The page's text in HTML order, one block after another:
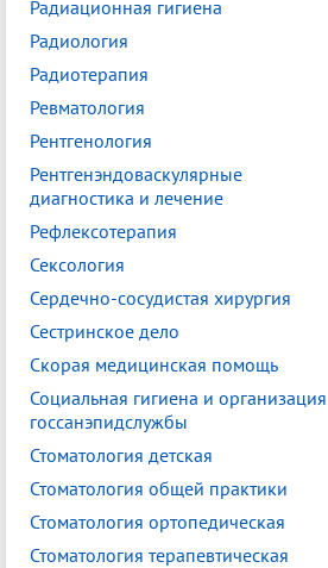
Радиационная гигиена
Радиология
Радиотерапия
Ревматология
Рентгенология
Рентгенэндоваскулярные
диагностика и лечение
Рефлексотерапия
Сексология
Сердечно-сосудистая хирургия
Сестринское дело
Скорая медицинская помощь
Социальная гигиена и организация
госсанэпидслужбы
Стоматология детская
Стоматология общей практики
Стоматология ортопедическая
Стоматология терапевтическая